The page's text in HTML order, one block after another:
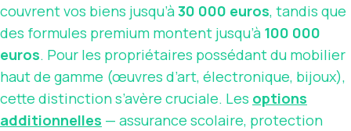
couvrent vos biens jusqu’à30 000 euros, tandis que
des formules premium montent jusqu’à 100 000
euros. Pour les propriétaires possédant du mobilier
haut de gamme (œuvres d’art, électronique, bijoux),
cette distinction s’avère cruciale. Les options
additionnelles — assurance scolaire, protection